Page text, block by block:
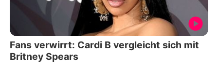
Fans verwirrt: Cardi B vergleicht sich mit
Britney Spears